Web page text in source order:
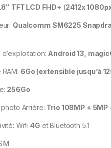
TFT LCD FHD+ (2412x
Qualcomm SM6225
Android 13,
6Go (extensible jusqu’à
256Go
Arrière: Trio 108MP + 5MP
Wifi 4G et Bluetooth 5.1